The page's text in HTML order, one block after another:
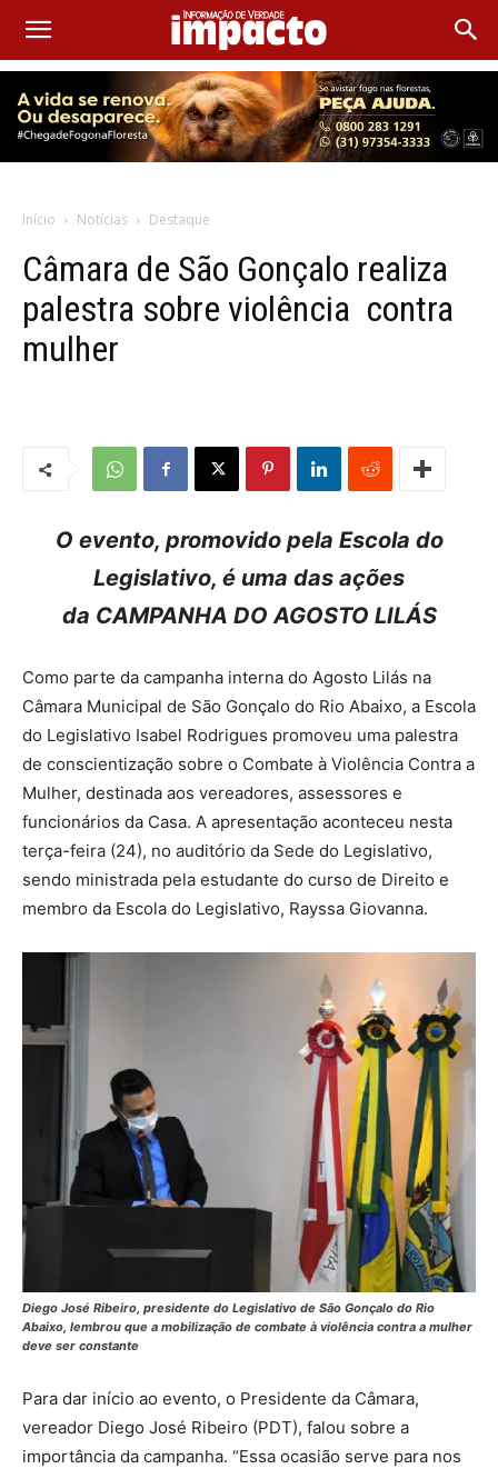
Início Notícias Destaque
Câmara de São Gonçalo realiza
palestra sobre violência contra
mulher
O evento, promovido pela Escola do
Legislativo, é uma das ações
da CAMPANHA DO AGOSTO LILÁS
Como parte da campanha interna do Agosto Lilás na
Câmara Municipal de São Gonçalo do Rio Abaixo, a Escola
do Legislativo Isabel Rodrigues promoveu uma palestra
de conscientização sobre o Combate à Violência Contra a
Mulher, destinada aos vereadores, assessores e
funcionários da Casa. A apresentação aconteceu nesta
terça-feira (24), no auditório da Sede do Legislativo,
sendo ministrada pela estudante do curso de Direito e
membro da Escola do Legislativo, Rayssa Giovanna.
Diego José Ribeiro, presidente do Legislativo de São Gonçalo do Rio
Abaixo, lembrou que a mobilização de combate à violência contra a mulher
deve ser constante
Para dar início ao evento, o Presidente da Câmara,
vereador Diego José Ribeiro (PDT), falou sobre a
importância da campanha. “Essa ocasião serve para nos